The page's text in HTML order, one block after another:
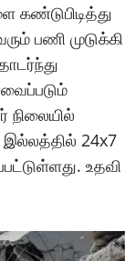
கண்டுபிடித்து
பணி முடுக்கி
நிலையில்
இல்லத்தில் 24x7
உதவி